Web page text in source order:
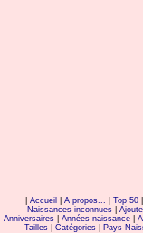
Accueil A propos... Top 50
Naissances inconnues|
Anniversaires
Années naissance
Tailles
Catégories Pays